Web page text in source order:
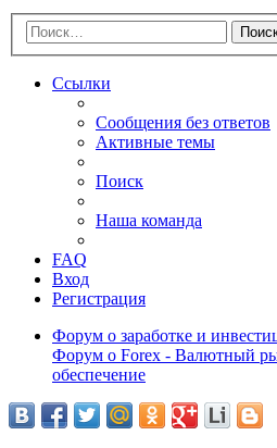
Ссылки
Сообщения без ответов
Активные темы
Поиск
Наша команда
FAQ
Вход
Регистрация
Форум о заработке и
Форум о Forex - Валютный
обеспечение